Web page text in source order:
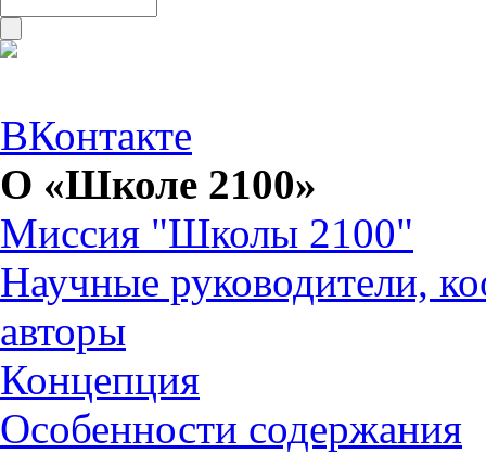
ВКонтакте
О «Школе 2100»
Миссия "Школы 2100"
Научные руководители,
авторы
Концепция
Особенности содержания